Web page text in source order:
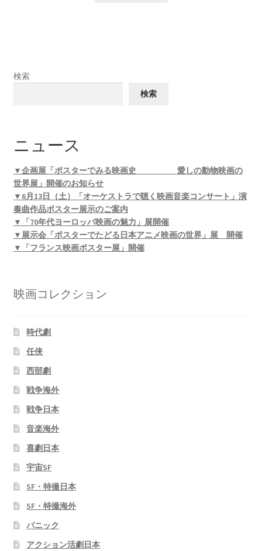
検索
検索
ニュース
▼企画展「ポスターでみる映画史 愛しの動物映画の
世界展」開催のお知らせ
▼6月13日（土）「オーケストラで聴く映画音楽コンサート」演
奏曲作品ポスター展示のご案内
▼「70年代ヨーロッパ映画の魅力」展開催
▼展示会「ポスターでたどる日本アニメ映画の世界」展 開催
▼「フランス映画ポスター展」開催
映画コレクション
時代劇
任侠
西部劇
戦争海外
戦争日本
音楽海外
喜劇日本
宇宙SF
SF・特撮日本
SF・特撮海外
パニック
アクション活劇日本